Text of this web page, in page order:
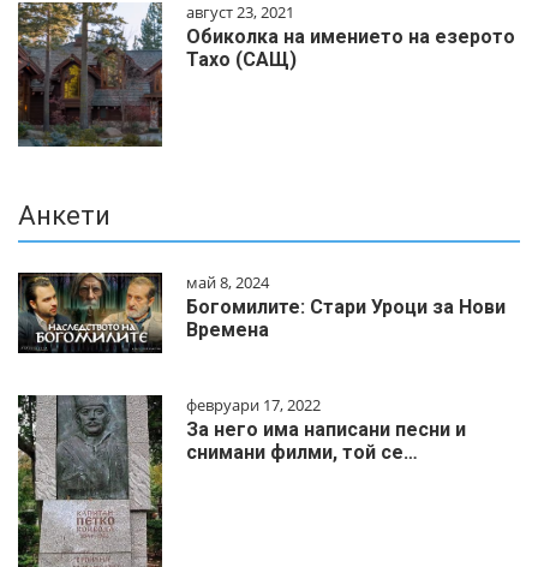
август 23, 2021
Обиколка на имението на езерото
Тахо (САЩ)
Анкети
май 8, 2024
Богомилите: Стари Уроци за Нови
Времена
февруари 17, 2022
За него има написани песни и
снимани филми, той се…